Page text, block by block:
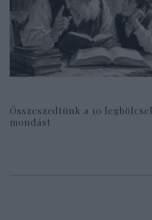
Összeszedtünk a 10
mondást